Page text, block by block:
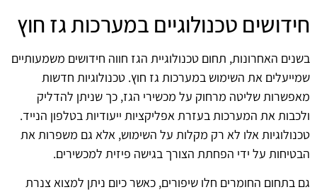
חידושים טכנולוגיים במערכות גז חוץ
בשנים האחרונות, תחום טכנולוגיית הגז חווה חידושים משמעותיים
שמייעלים את השימוש במערכות גז חוץ. טכנולוגיות חדשות
מאפשרות שליטה מרחוק על מכשירי הגז, כך שניתן להדליק
ולכבות את המערכות בעזרת אפליקציות ייעודיות בטלפון הנייד.
טכנולוגיות אלו לא רק מקלות על השימוש, אלא גם משפרות את
הבטיחות על ידי הפחתת הצורך בגישה פיזית למכשירים.
גם בתחום החומרים חלו שיפורים, כאשר כיום ניתן למצוא צנרת